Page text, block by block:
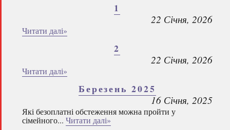
1
22 Січня, 2026
Читати далі»
2
22 Січня, 2026
Читати далі»
Березень 2025
16 Січня, 2025
Які безоплатні обстеження можна пройти у
сімейного... Читати далі»